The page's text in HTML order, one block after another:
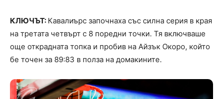
КЛЮЧЪТ: Кавалиърс започнаха със силна серия в края
на третата четвърт с 8 поредни точки. Тя включваше
още открадната топка и пробив на Айзък Окоро, който
бе точен за 89:83 в полза на домакините.